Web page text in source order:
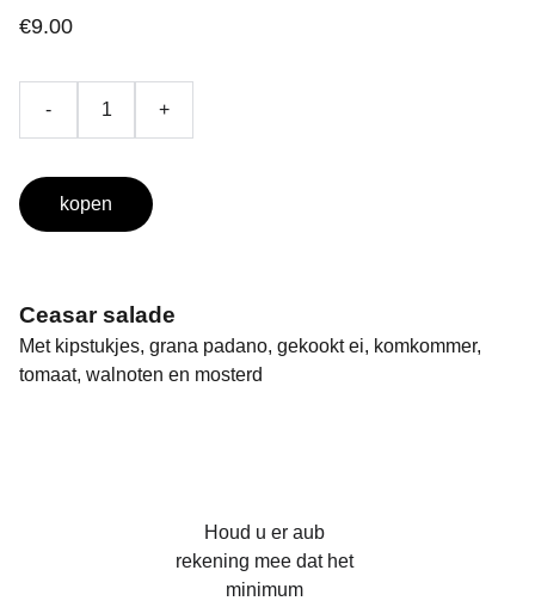
€9.00
- +
kopen
Ceasar salade
Met kipstukjes, grana padano, gekookt ei, komkommer,
tomaat, walnoten en mosterd
Houd u er aub
rekening mee dat het
minimum